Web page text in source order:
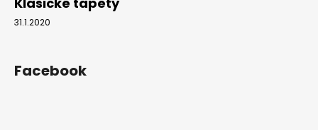
31.1.2020
Facebook